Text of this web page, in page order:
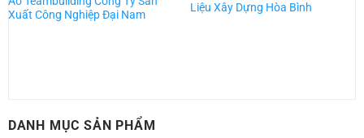
Xuất Công Nghiệp Đại Nam
Liệu Xây Dựng Hòa Bình
DANH MỤC SẢN PHẨM